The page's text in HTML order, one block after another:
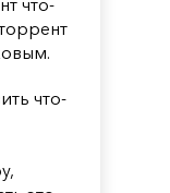
что-